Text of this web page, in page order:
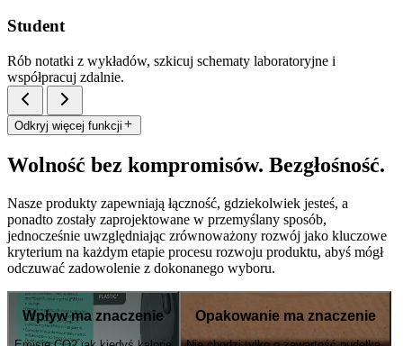
Student
Rób notatki z wykładów, szkicuj schematy laboratoryjne i
współpracuj zdalnie.
Odkryj więcej funkcji
Wolność bez kompromisów. Bezgłośność.
Nasze produkty zapewniają łączność, gdziekolwiek jesteś, a
ponadto zostały zaprojektowane w przemyślany sposób,
jednocześnie uwzględniając zrównoważony rozwój jako kluczowe
kryterium na każdym etapie procesu rozwoju produktu, abyś mógł
odczuwać zadowolenie z dokonanego wyboru.
Wpływ ma znaczenie Opakowanie ma znaczenie